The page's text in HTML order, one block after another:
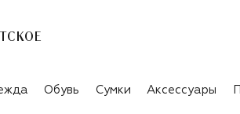
МУЖЧИН FRETTE
Обувь Сумки Аксессуары